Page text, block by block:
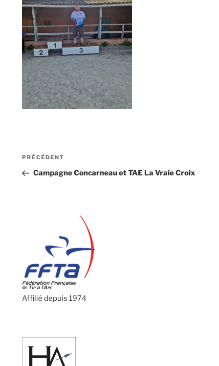
Navigation
l’article
Article
précédent
PRÉCÉDENT
Campagne Concarneau et TAE La Vraie Croix
Affilié depuis 1974